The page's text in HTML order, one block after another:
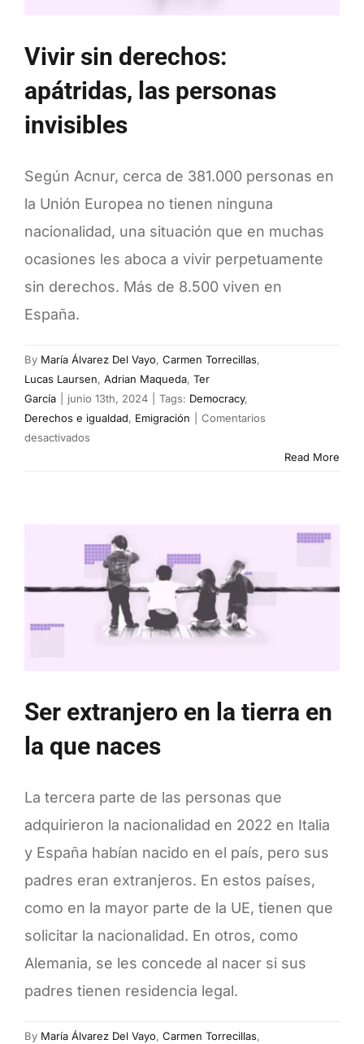
Vivir sin derechos:
apátridas, las personas
invisibles
Según Acnur, cerca de 381.000 personas en
la Unión Europea no tienen ninguna
nacionalidad, una situación que en muchas
ocasiones les aboca a vivir perpetuamente
sin derechos. Más de 8.500 viven en
España.
By María Álvarez Del Vayo, Carmen Torrecillas,
Lucas Laursen, Adrian Maqueda, Ter
García
junio 13th, 2024 Tags: Democracy,
Derechos e igualdad, Emigración
Comentarios
desactivados
personas
invisibles
Read More
Ser extranjero en la tierra en
la que naces
La tercera parte de las personas que
adquirieron la nacionalidad en 2022 en Italia
y España habían nacido en el país, pero sus
padres eran extranjeros. En estos países,
como en la mayor parte de la UE, tienen que
solicitar la nacionalidad. En otros, como
Alemania, se les concede al nacer si sus
padres tienen residencia legal.
By María Álvarez Del Vayo, Carmen Torrecillas,